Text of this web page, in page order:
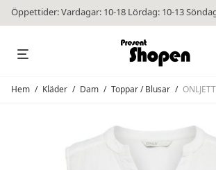
Öppettider: Vardagar: 10-18 Lördag: 10-13
Hem / Kläder / Dam / Toppar / Blusar /